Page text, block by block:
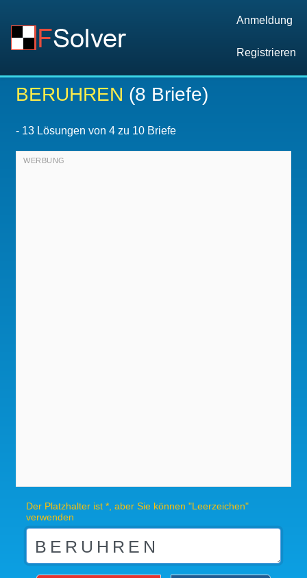
Anmeldung
Registrieren
BERUHREN (8 Briefe)
- 13 Lösungen von 4 zu 10 Briefe
Der Platzhalter ist *, aber Sie können "Leerzeichen"
verwenden